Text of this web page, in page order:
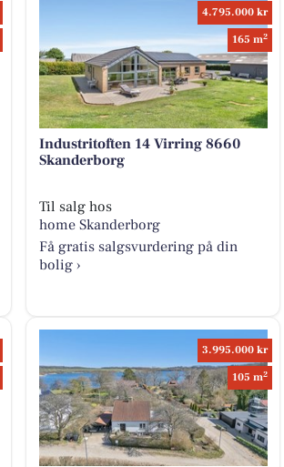
4.795.000 kr
165 m2
Industritoften 14 Virring 8660
Skanderborg
Til salg hos
home Skanderborg
Få gratis salgsvurdering på din
bolig ›
3.995.000 kr
105 m2
Flere ældre pr. medarbejder
lægger pres på ældreplejen
Antallet af ældre borgere pr.
kommunalt ansat social- og
sundhedsmeda...
Åbn opslaget